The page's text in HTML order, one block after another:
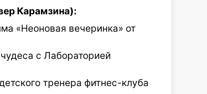
Карамзина):
«Неоновая вечеринка» от
с Лабораторией
тренера фитнес-клуба